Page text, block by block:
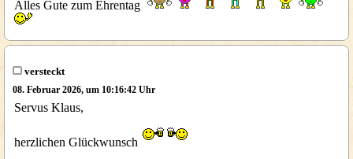
Alles Gute zum Ehrentag
versteckt
08. Februar 2026, um 10:16:42 Uhr
Servus Klaus,
herzlichen Glückwunsch